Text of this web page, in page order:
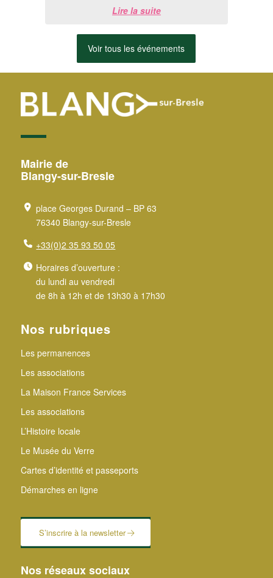
créations de Michel Detré.📅 Du 8 juillet
Lire la suite
Voir tous les événements
Mairie de
Blangy-sur-Bresle
place Georges Durand – BP 63
76340 Blangy-sur-Bresle
+33(0)2 35 93 50 05
Horaires d’ouverture :
du lundi au vendredi
de 8h à 12h et de 13h30 à 17h30
Nos rubriques
Les permanences
Les associations
La Maison France Services
Les associations
L’Histoire locale
Le Musée du Verre
Cartes d’identité et passeports
Démarches en ligne
S’inscrire à la newsletter
Nos réseaux sociaux